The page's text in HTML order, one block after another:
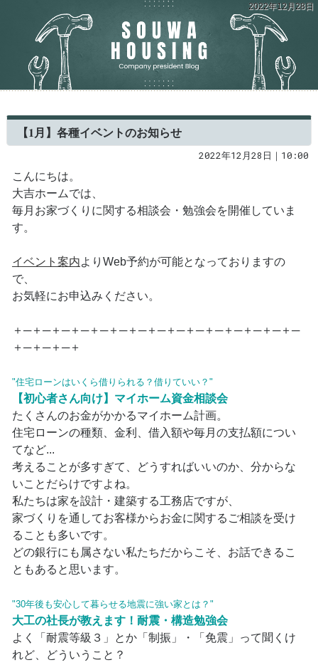
2022年12月28日
【1月】各種イベントのお知らせ
2022年12月28日｜10:00
こんにちは。
大吉ホームでは、
毎月お家づくりに関する相談会・勉強会を開催していま
す。
イベント案内よりWeb予約が可能となっておりますの
で、
お気軽にお申込みください。
＋─＋─＋─＋─＋─＋─＋─＋─＋─＋─＋─＋─＋─＋─＋─
＋─＋─＋─＋
"住宅ローンはいくら借りられる？借りていい？"
【初心者さん向け】マイホーム資金相談会
たくさんのお金がかかるマイホーム計画。
住宅ローンの種類、金利、借入額や毎月の支払額につい
てなど...
考えることが多すぎて、どうすればいいのか、分からな
いことだらけですよね。
私たちは家を設計・建築する工務店ですが、
家づくりを通してお客様からお金に関するご相談を受け
ることも多いです。
どの銀行にも属さない私たちだからこそ、お話できるこ
ともあると思います。
"30年後も安心して暮らせる地震に強い家とは？"
大工の社長が教えます！耐震・構造勉強会
よく「耐震等級３」とか「制振」・「免震」って聞くけ
れど、どういうこと？